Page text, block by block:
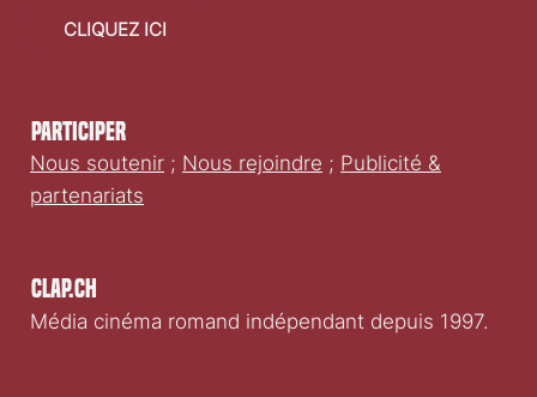
Clap.ch
Média cinéma romand indépendant depuis 1997.
Participer
Nous soutenir ; Nous rejoindre ; Publicité &
partenariats
CLIQUEZ ICI